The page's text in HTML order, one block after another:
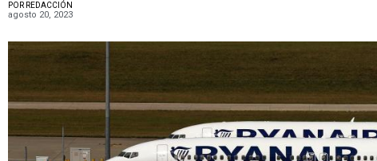
POR REDACCIÓN
agosto 20, 2023